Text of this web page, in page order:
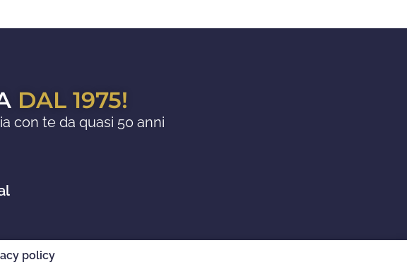
DAL 1975!
con te da quasi 50 anni
policy